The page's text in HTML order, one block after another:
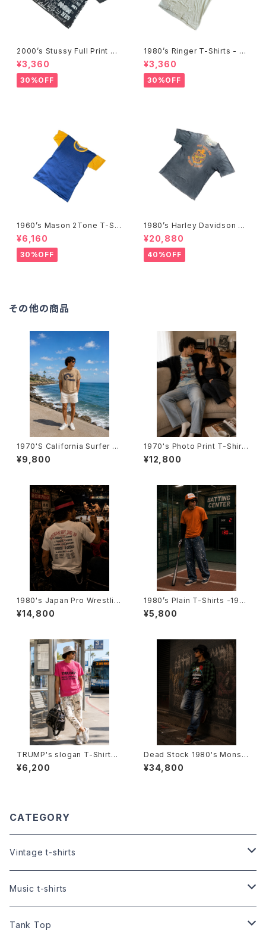
2000’s Stussy Full Print T-
Shirts -2000年代 ステューシ
ー フルプリントTシャツ-
¥3,360
30%OFF
1980’s Ringer T-Shirts - 19
80年代 リンガーTシャツ-
¥3,360
30%OFF
1960’s Mason 2Tone T-Shi
rts -1960年代 メイソン 2トー
ンTシャツ-
¥6,160
30%OFF
1980’s Harley Davidson T-
Shirts -1980年代 ハーレー・
ダビッドソン Tシャツ-
¥20,880
40%OFF
その他の商品
1970'S California Surfer T-
Shirts -1970年代 カリフォル
ニア サーファーTシャツ-
¥9,800
1970's Photo Print T-Shirts
-1970年代 フォトプリントTシャ
ツ-
¥12,800
1980's Japan Pro Wrestlin
g Novelty T-Shirts -1980年
代 日本プロレスTシャツ-
¥14,800
1980’s Plain T-Shirts -198
0年代 無地Tシャツ- Size:S
¥5,800
TRUMP's slogan T-Shirts -
ドナルド・トランプ スローガンモ
チーフTシャツ-
¥6,200
Dead Stock 1980's Monst
ers Of Rock T-Shirts -デッ
ドストック 1982年 モンスター
¥34,800
CATEGORY
Vintage t-shirts
Size:XS
Size:S
Music t-shirts
S/S t-shirts
Tank Top